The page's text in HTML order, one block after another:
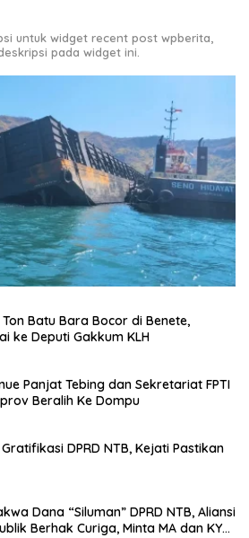
untuk widget recent post wpberita,
pada widget ini.
Batu Bara Bocor di Benete,
ke Deputi Gakkum KLH
Panjat Tebing dan Sekretariat FPTI
Beralih Ke Dompu
DPRD NTB, Kejati Pastikan
Dana “Siluman” DPRD NTB, Aliansi
Berhak Curiga, Minta MA dan KY